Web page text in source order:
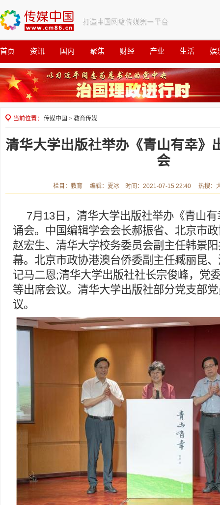
首页 资讯 国内 聚焦 财经 产业 生活 娱
观察 公益
当前位置： 传媒中国 > 教育传媒
清华大学出版社举办《青山有幸》
会
栏目：教育 编辑：夏冰 时间：2021-07-15 22:40 热搜：
7月13日，清华大学出版社举办《青山
诵会。中国编辑学会会长郝振省、北京市
赵宏生、清华大学校务委员会副主任韩景
幕。北京市政协港澳台侨委副主任臧丽昆
记马二恩;清华大学出版社社长宗俊峰，党
等出席会议。清华大学出版社部分党支部
议。